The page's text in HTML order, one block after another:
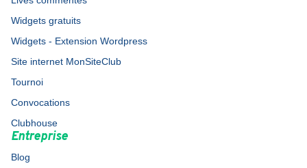
Widgets gratuits
Widgets - Extension Wordpress
Site internet MonSiteClub
Tournoi
Convocations
Clubhouse
Entreprise
Blog